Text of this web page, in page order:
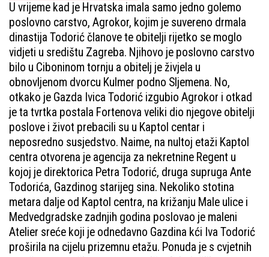
U vrijeme kad je Hrvatska imala samo jedno golemo
poslovno carstvo, Agrokor, kojim je suvereno drmala
dinastija Todorić članove te obitelji rijetko se moglo
vidjeti u središtu Zagreba. Njihovo je poslovno carstvo
bilo u Ciboninom tornju a obitelj je živjela u
obnovljenom dvorcu Kulmer podno Sljemena. No,
otkako je Gazda Ivica Todorić izgubio Agrokor i otkad
je ta tvrtka postala Fortenova veliki dio njegove obitelji
poslove i život prebacili su u Kaptol centar i
neposredno susjedstvo. Naime, na nultoj etaži Kaptol
centra otvorena je agencija za nekretnine Regent u
kojoj je direktorica Petra Todorić, druga supruga Ante
Todorića, Gazdinog starijeg sina. Nekoliko stotina
metara dalje od Kaptol centra, na križanju Male ulice i
Medvedgradske zadnjih godina poslovao je maleni
Atelier sreće koji je odnedavno Gazdina kći Iva Todorić
proširila na cijelu prizemnu etažu. Ponuda je s cvjetnih